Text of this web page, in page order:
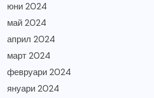
юни 2024
май 2024
април 2024
март 2024
февруари 2024
януари 2024